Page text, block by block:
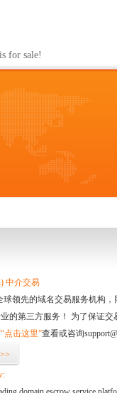
for sale!
中介交易
球领先的域名交易服务机构
的第三方服务！ 为了保证
“点击这里”查看或咨询
>>